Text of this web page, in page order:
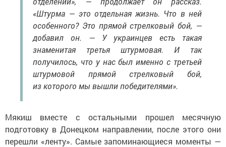
«Штурма — это отдельная жизнь. Что в ней
особенного? Это прямой стрелковый бой, —
добавил он. — У украинцев есть такая
знаменитая третья штурмовая. И так
получилось, что у нас был именно с третьей
штурмовой прямой стрелковый бой,
из которого мы вышли победителями».
Мякиш вместе с остальными прошел месячную
подготовку в Донецком направлении, после этого они
перешли «ленту». Самые запоминающиеся моменты —